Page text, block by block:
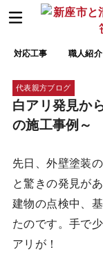
対応工事 職人紹介
代表親方ブログ
白アリ発見か
の施工事例～
先日、外壁塗装
と驚きの発見が
建物の点検中、
たのです。手で
アリが！